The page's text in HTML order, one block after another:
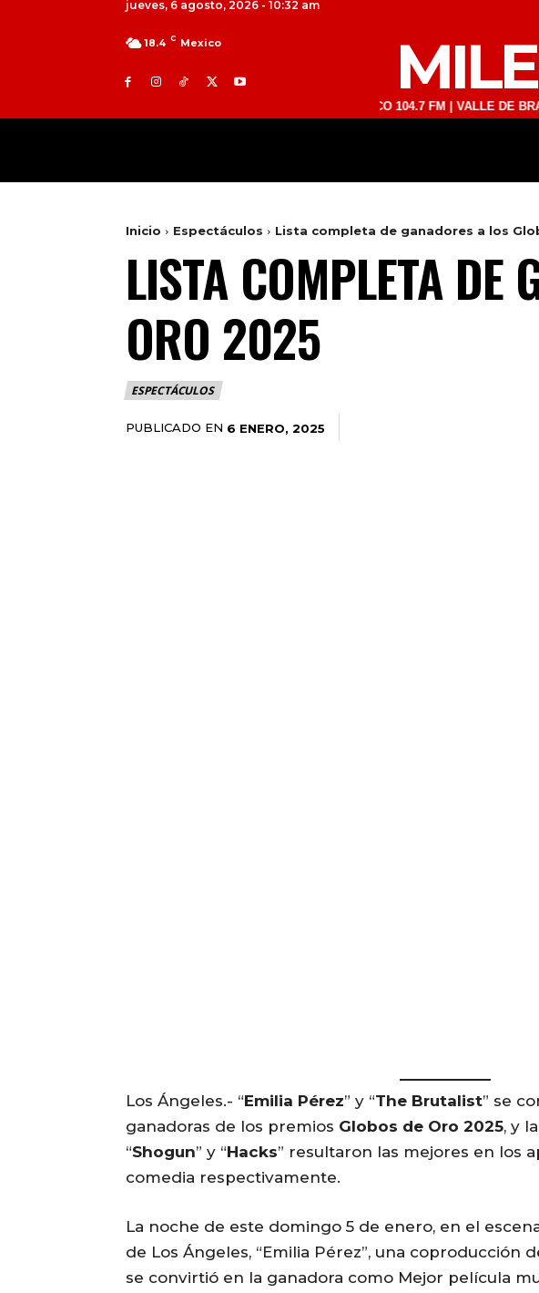
jueves, 6 agosto, 2026 - 10:32 am
18.4 C Mexico
TOLUCA 98.9 FM | ATLACOMULCO 104.7 FM | VALLE DE BRAVO
Inicio Espectáculos Lista completa de ganadores a los
LISTA COMPLETA DE
ORO 2025
ESPECTÁCULOS
PUBLICADO EN 6 ENERO, 2025
Los Ángeles.- “Emilia Pérez” y “The Brutalist” se
ganadoras de los premios Globos de Oro 2025, y
“Shogun” y “Hacks” resultaron las mejores en los
comedia respectivamente.
La noche de este domingo 5 de enero, en el
de Los Ángeles, “Emilia Pérez”, una coproducción
se convirtió en la ganadora como Mejor película